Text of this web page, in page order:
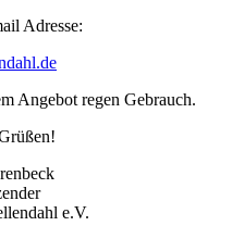
Adresse:
Angebot regen Gebrauch.
e.V.